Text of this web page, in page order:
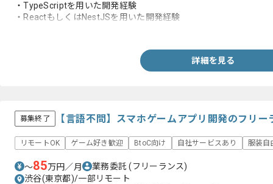
・TypeScriptを用いた開発経験
・ReactもしくはNestJSを用いた開発経験
詳細を見る
募集終了 【言語不問】スマホゲームアプリ開発のフリ
リモートOK ゲーム好き歓迎 BtoC向け 自社サービスあり 服装自
〜85万円／月 業務委託(フリーランス)
渋谷(東京都)/一部リモート